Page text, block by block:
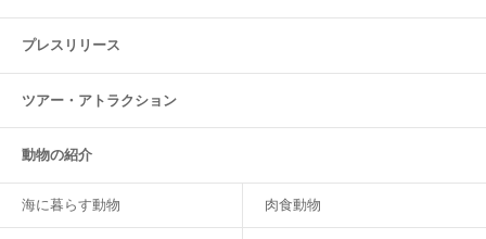
プレスリリース
ツアー・ アトラクション
動物の紹介
海に暮らす動物 肉食動物